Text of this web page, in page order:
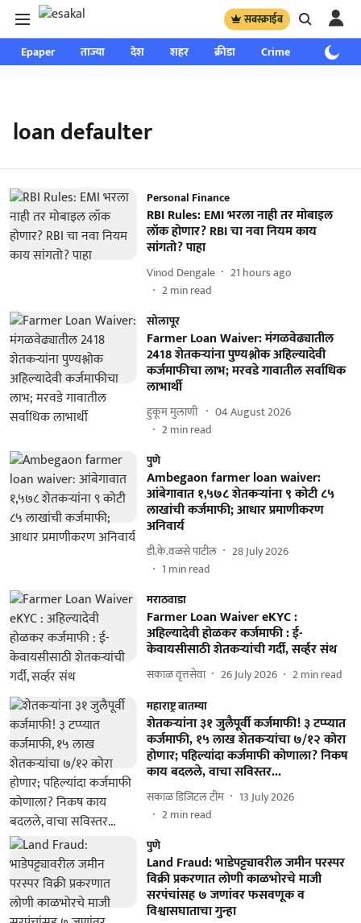
सबस्क्राईब
Epaper ताज्या देश शहर क्रीडा Crime साप्ताहिक
loan defaulter
Personal Finance
RBI Rules: EMI भरला नाही तर मोबाइल
लॉक होणार? RBI चा नवा नियम काय
सांगतो? पाहा
Vinod Dengale
21 hours ago
2min read
सोलापूर
Farmer Loan Waiver: मंगळवेढ्यातील
2418 शेतकऱ्यांना पुण्यश्लोक अहिल्यादेवी
कर्जमाफीचा लाभ; मरवडे गावातील सर्वाधिक
लाभार्थी
हुकूम मुलाणी ​
04 August 2026
2min read
पुणे
Ambegaon farmer loan waiver:
आंबेगावात १,५७८ शेतकऱ्यांना ९ कोटी ८५
लाखांची कर्जमाफी; आधार प्रमाणीकरण
अनिवार्य
डी.के.वळसे पाटील
28 July 2026
1 min read
मराठवाडा
Farmer Loan Waiver eKYC :
अहिल्यादेवी होळकर कर्जमाफी : ई-
केवायसीसाठी शेतकऱ्यांची गर्दी, सर्व्हर संथ
सकाळ वृत्तसेवा 26 July 2026 2min read
महाराष्ट्र बातम्या
शेतकऱ्यांना ३१ जुलैपूर्वी कर्जमाफी! ३ टप्प्यात
कर्जमाफी, १५ लाख शेतकऱ्यांचा ७/१२ कोरा
होणार; पहिल्यांदा कर्जमाफी कोणाला? निकष
काय बदलले, वाचा सविस्तर...
सकाळ डिजिटल टीम
13 July 2026
2min read
पुणे
Land Fraud: भाडेपट्ट्यावरील जमीन परस्पर
विक्री प्रकरणात लोणी काळभोरचे माजी
सरपंचांसह ७ जणांवर फसवणूक व
विश्वासघाताचा गुन्हा